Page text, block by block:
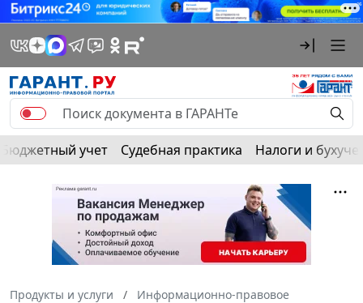
Бюджетный учет Судебная практика Налоги и
Продукты и услуги
Информационно-правовое